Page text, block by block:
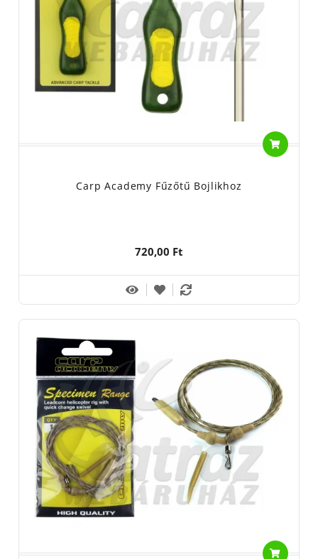
Carp Academy Fűzőtű Bojlikhoz
720,00 Ft